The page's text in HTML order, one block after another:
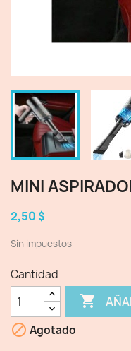
MINI
2,50 $
Sin impuestos
Cantidad

 Agotado